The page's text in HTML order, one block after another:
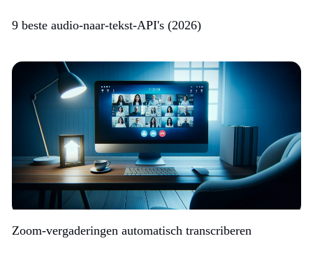
9 beste audio-naar-tekst-API's (2026)
Zoom-vergaderingen automatisch transcriberen